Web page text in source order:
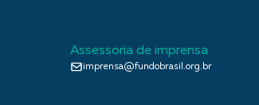
Assessoria de imprensa
imprensa@fundobrasil.org.br